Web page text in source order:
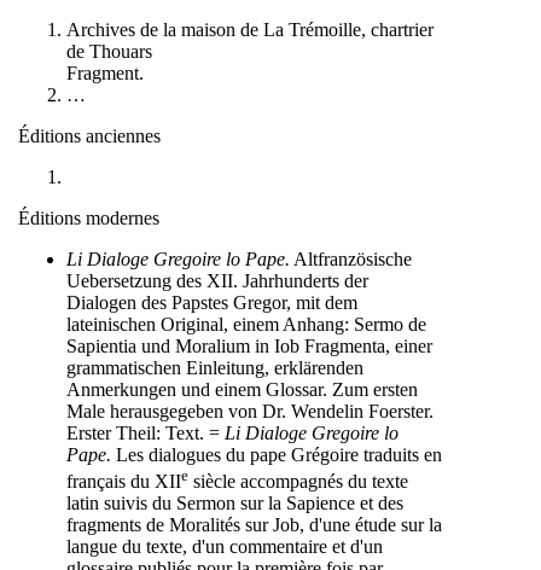
Archives de la maison de La Trémoille, chartrier
de Thouars
Fragment.
…
Éditions anciennes
Éditions modernes
Li Dialoge Gregoire lo Pape. Altfranzösische
Uebersetzung des XII. Jahrhunderts der
Dialogen des Papstes Gregor, mit dem
lateinischen Original, einem Anhang: Sermo de
Sapientia und Moralium in Iob Fragmenta, einer
grammatischen Einleitung, erklärenden
Anmerkungen und einem Glossar. Zum ersten
Male herausgegeben von Dr. Wendelin Foerster.
Erster Theil: Text. = Li Dialoge Gregoire lo
Pape. Les dialogues du pape Grégoire traduits en
français du XIIe siècle accompagnés du texte
latin suivis du Sermon sur la Sapience et des
fragments de Moralités sur Job, d'une étude sur la
langue du texte, d'un commentaire et d'un